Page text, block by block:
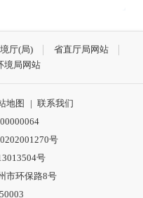
厅(局)
省直厅局网站
境局网站
地图 | 联系我们
号
号
市环保路8号